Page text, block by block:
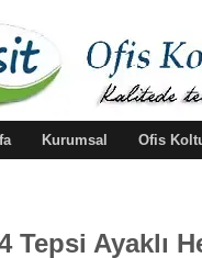
Kurumsal Ofis
Tepsi Ayaklı